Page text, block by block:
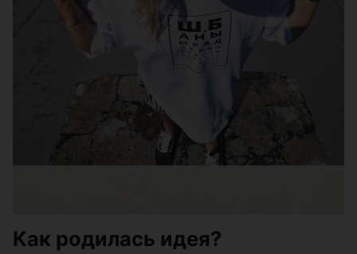
Как родилась идея?